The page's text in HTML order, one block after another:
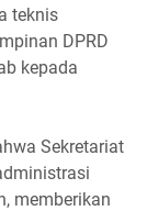
teknis
DPRD
kepada
Sekretariat
memberikan